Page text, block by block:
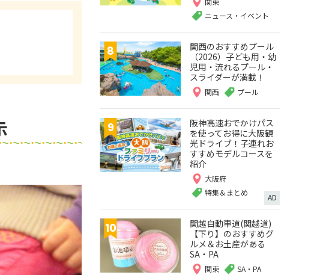
ニュース・イベント
関西のおすすめプール
（2026）子ども用・幼
児用・流れるプール・
スライダーが満載！
関西 プール
阪神高速おでかけパス
を使ってお得に大阪観
光ドライブ！子連れお
すすめモデルコースを
紹介
大阪府
特集＆まとめ
AD
関越自動車道(関越道)
【下り】のおすすめグ
ルメ＆お土産がある
SA・PA
関東 SA・PA